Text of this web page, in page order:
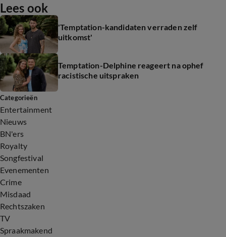
Lees ook
'Temptation-kandidaten verraden zelf
uitkomst'
Temptation-Delphine reageert na ophef
racistische uitspraken
Categorieën
Entertainment
Nieuws
BN'ers
Royalty
Songfestival
Evenementen
Crime
Misdaad
Rechtszaken
TV
Spraakmakend